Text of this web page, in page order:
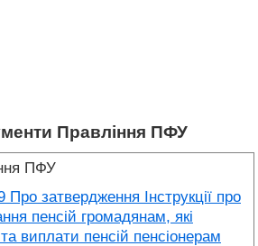
Правління ПФУ
ПФУ
затвердження Інструкції про
пенсій громадянам, які
виплати пенсій пенсіонерам